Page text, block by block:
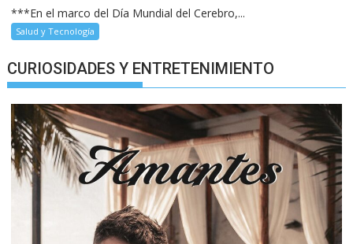
***En el marco del Día Mundial del Cerebro,...
Salud y Tecnología
CURIOSIDADES Y ENTRETENIMIENTO